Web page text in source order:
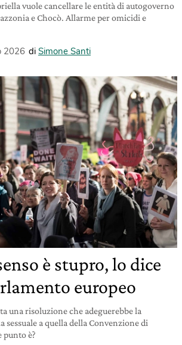
vuole cancellare le entità di autogoverno
e Chocò. Allarme per omicidi e
2026 di Simone Santi
è stupro, lo dice
europeo
una risoluzione che adeguerebbe la
a quella della Convenzione di
punto è?